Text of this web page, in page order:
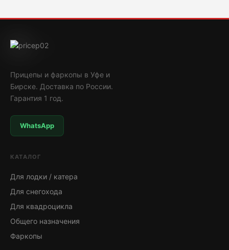
Прицепы и фаркопы в Уфе и
Бирске. Доставка по России.
Гарантия 1 год.
WhatsApp
КАТАЛОГ
Для лодки / катера
Для снегохода
Для квадроцикла
Общего назначения
Фаркопы